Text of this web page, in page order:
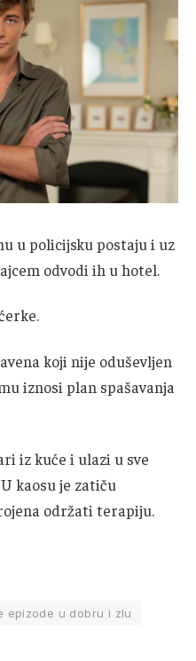
u policijsku postaju i uz
odvodi ih u hotel.
koji nije oduševljen
iznosi plan spašavanja
iz kuće i ulazi u sve
kaosu je zatiču
održati terapiju.
epizode u dobru i zlu